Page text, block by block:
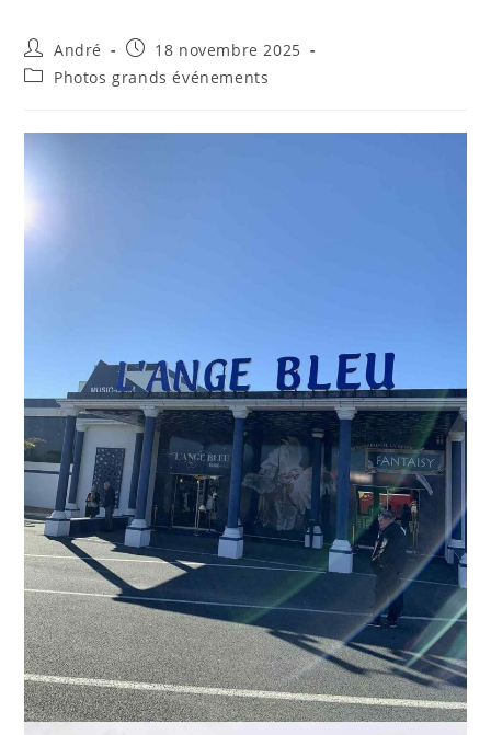
Auteur/autrice
de
la
André
Publication
publiée :
18 novembre 2025
PostPhotos grands événements